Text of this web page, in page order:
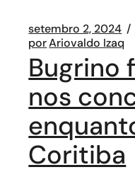
setembro 2, 2024
porAriovaldo Izaq
Bugrino
nos
Coritiba